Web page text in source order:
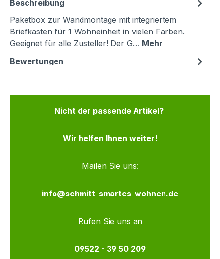
Beschreibung
Paketbox zur Wandmontage mit integriertem
Briefkasten für 1 Wohneinheit in vielen Farben.
Geeignet für alle Zusteller! Der G… Mehr
Bewertungen
Nicht der passende Artikel?
Wir helfen Ihnen weiter!
Mailen Sie uns:
info@schmitt-smartes-wohnen.de
Rufen Sie uns an
09522 - 39 50 209